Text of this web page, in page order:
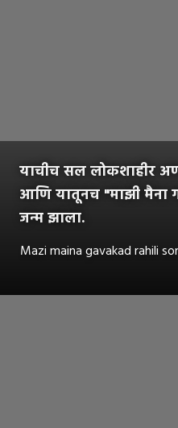
याचीच सल लोकशाहीर
आणि यातूनच "माझी मैना
जन्म झाला.
Mazi maina gavakad rahili